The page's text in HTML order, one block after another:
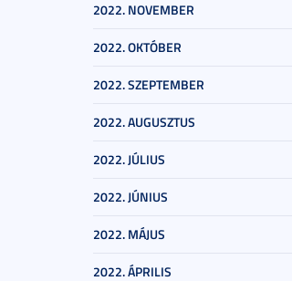
2022. NOVEMBER
2022. OKTÓBER
2022. SZEPTEMBER
2022. AUGUSZTUS
2022. JÚLIUS
2022. JÚNIUS
2022. MÁJUS
2022. ÁPRILIS